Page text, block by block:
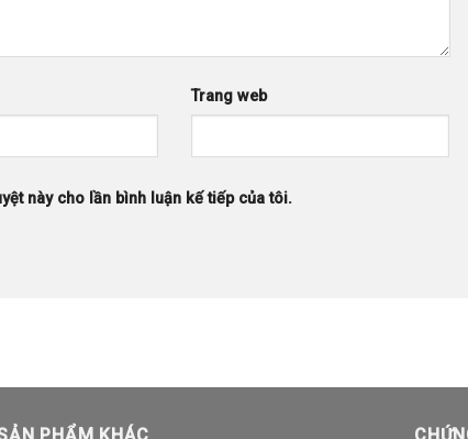
Trang web
này cho lần bình luận kế tiếp của tôi.